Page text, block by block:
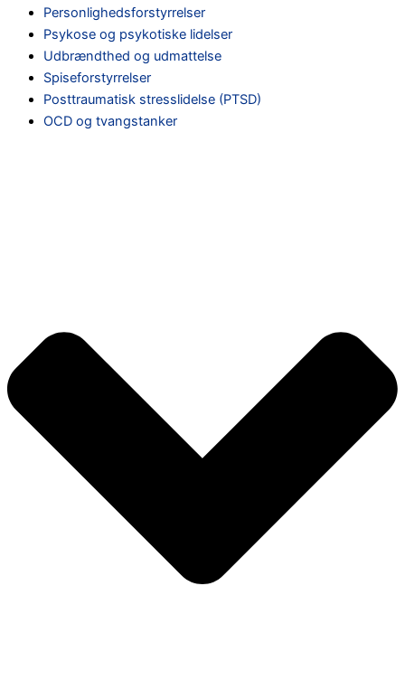
Personlighedsforstyrrelser
Psykose og psykotiske lidelser
Udbrændthed og udmattelse
Spiseforstyrrelser
Posttraumatisk stresslidelse (PTSD)
OCD og tvangstanker